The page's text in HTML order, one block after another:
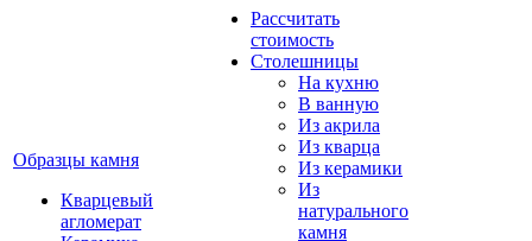
Образцы камня
Кварцевый
агломерат
Рассчитать
стоимость
Столешницы
На кухню
В ванную
Из акрила
Из кварца
Из керамики
Из
натурального
камня